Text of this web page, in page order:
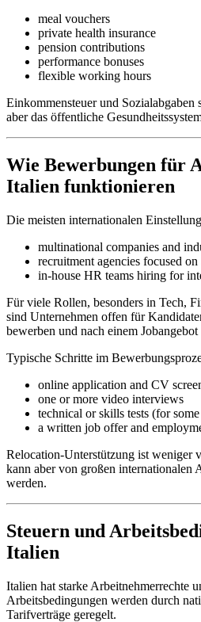
meal vouchers
private health insurance
pension contributions
performance bonuses
flexible working hours
Einkommensteuer und
aber das öffentliche
Wie Bewerbungen für
Italien funktionieren
Die meisten internationalen
multinational companies and
recruitment agencies focused
in-house HR teams hiring for
Für viele Rollen, besonders in Tech,
sind Unternehmen offen für
bewerben und nach einem Jobangebot
Typische Schritte im
online application and CV
one or more video interviews
technical or skills tests (for
a written job offer and
Relocation-Unterstützung ist weniger
kann aber von großen internationalen
werden.
Steuern und
Italien
Italien hat starke Arbeitnehmerrechte
Arbeitsbedingungen werden durch
Tarifverträge geregelt.